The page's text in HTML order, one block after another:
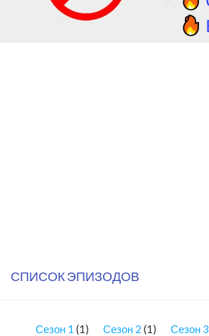
СПИСОК ЭПИЗОДОВ
Сезон 1 (1) Сезон 2 (1) Сезон 3